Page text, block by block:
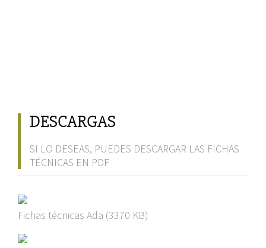
DESCARGAS
SI LO DESEAS, PUEDES DESCARGAR LAS FICHAS
TÉCNICAS EN PDF
Fichas técnicas Ada (3370 KB)